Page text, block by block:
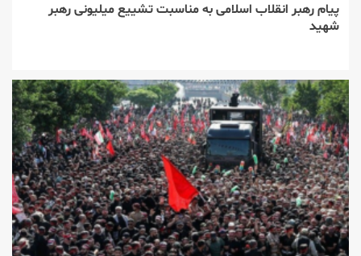
پیام رهبر انقلاب اسلامی به مناسبت تشییع میلیونی رهبر
شهید